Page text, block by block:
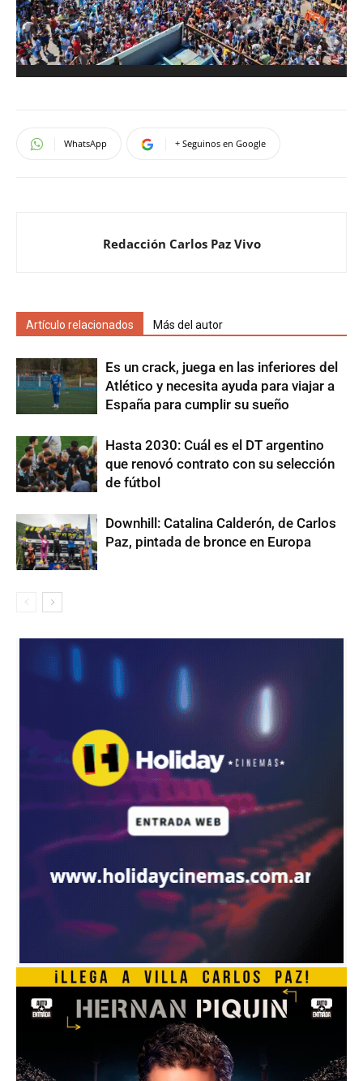
WhatsApp + Seguinos en Google
Redacción Carlos Paz Vivo
Artículo relacionados Más del autor
Es un crack, juega en las inferiores del
Atlético y necesita ayuda para viajar a
España para cumplir su sueño
Hasta 2030: Cuál es el DT argentino
que renovó contrato con su selección
de fútbol
Downhill: Catalina Calderón, de Carlos
Paz, pintada de bronce en Europa